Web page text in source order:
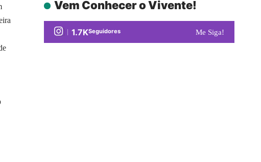
Vem Conhecer o Vivente!
1.7KSeguidores Me Siga!